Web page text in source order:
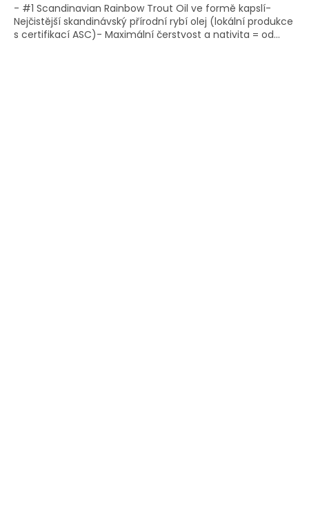
- #1 Scandinavian Rainbow Trout Oil ve formě kapslí-
Nejčistější skandinávský přírodní rybí olej (lokální produkce
s certifikací ASC)- Maximální čerstvost a nativita = od...